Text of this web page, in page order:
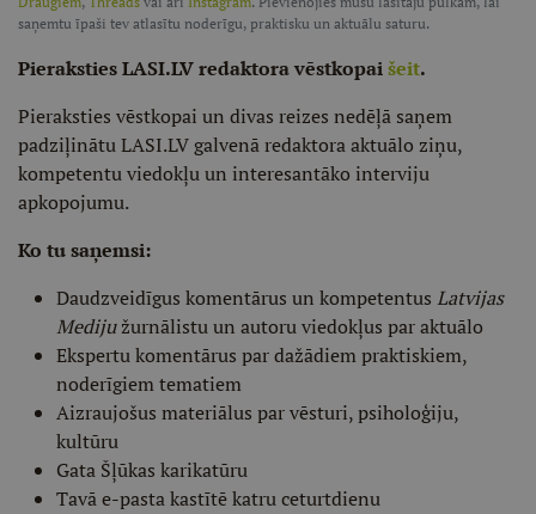
saņemtu īpaši tev atlasītu noderīgu, praktisku un aktuālu saturu.
Pieraksties LASI.LV redaktora vēstkopaišeit.
Pieraksties vēstkopai un divas reizes nedēļā saņem
padziļinātu LASI.LV galvenā redaktora aktuālo ziņu,
kompetentu viedokļu un interesantāko interviju
apkopojumu.
Ko tu saņemsi:
Daudzveidīgus komentārus un kompetentus Latvijas
Medijužurnālistu un autoru viedokļus par aktuālo
Ekspertu komentārus par dažādiem praktiskiem,
noderīgiem tematiem
Aizraujošus materiālus par vēsturi, psiholoģiju,
kultūru
Gata Šļūkas karikatūru
Tavā e-pasta kastītē katru ceturtdienu